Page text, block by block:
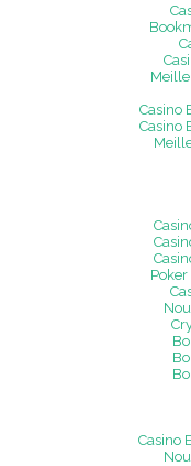
Casino
Casino
Casino